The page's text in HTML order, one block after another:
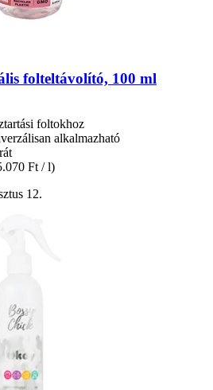
folteltávolító, 100 ml
foltokhoz
alkalmazható
Ft / l)
12.